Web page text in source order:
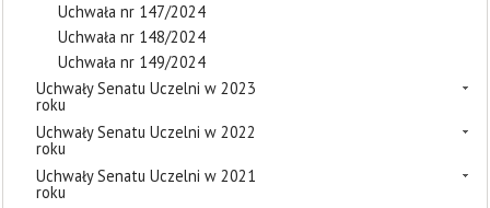
Uchwała nr 147/2024
Uchwała nr 148/2024
Uchwała nr 149/2024
Uchwały Senatu Uczelni w 2023
roku
Uchwały Senatu Uczelni w 2022
roku
Uchwały Senatu Uczelni w 2021
roku